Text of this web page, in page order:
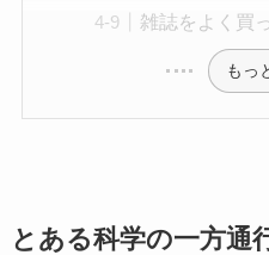
雑誌をよく買
もっ
とある科学の一方通